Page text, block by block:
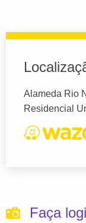
Alameda Rio
Residencial
Faça